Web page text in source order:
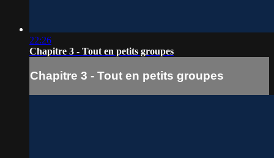
22:26
Chapitre 3 - Tout en petits groupes
Chapitre 3 - Tout en petits groupes